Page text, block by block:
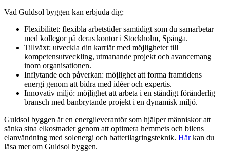
Vad Guldsol byggen kan erbjuda dig:
Flexibilitet: flexibla arbetstider samtidigt som du samarbetar
med kollegor på deras kontor i Stockholm, Spånga.
Tillväxt: utveckla din karriär med möjligheter till
kompetensutveckling, utmanande projekt och avancemang
inom organisationen.
Inflytande och påverkan: möjlighet att forma framtidens
energi genom att bidra med idéer och expertis.
Innovativ miljö: möjlighet att arbeta i en ständigt föränderlig
bransch med banbrytande projekt i en dynamisk miljö.
Guldsol byggen är en energileverantör som hjälper människor att
sänka sina elkostnader genom att optimera hemmets och bilens
elanvändning med solenergi och batterilagringsteknik. Härkan du
läsa mer om Guldsol byggen.